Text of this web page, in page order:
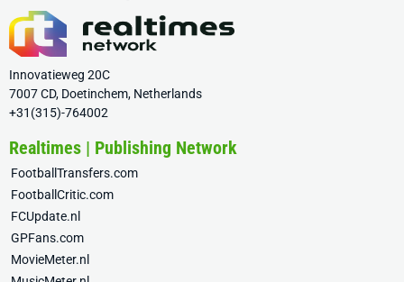
Innovatieweg 20C
7007 CD, Doetinchem, Netherlands
+31(315)-764002
Realtimes | Publishing Network
FootballTransfers.com
FootballCritic.com
FCUpdate.nl
GPFans.com
MovieMeter.nl